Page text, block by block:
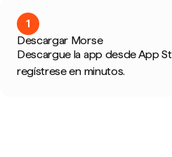
1
Descargar Morse
Descargue la app desde App
regístrese en minutos.